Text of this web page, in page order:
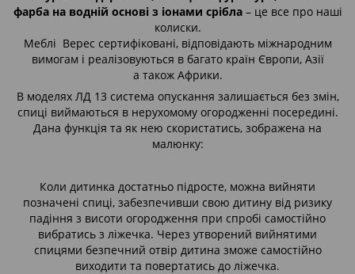
фарба на водній основі з іонами срібла– це все про наші
колиски.
Меблі Верес сертифіковані, відповідають міжнародним
вимогам і реалізовуються в багато країн Європи, Азії
а також Африки.
В моделях ЛД 13 система опускання залишається без змін,
спиці виймаються в нерухомому огородженні посередині.
Дана функція та як нею скористатись, зображена на
малюнку:
Коли дитинка достатньо підросте, можна вийняти
позначені спиці, забезпечивши свою дитину від ризику
падіння з висоти огородження при спробі самостійно
вибратись з ліжечка. Через утворений вийнятими
спицями безпечний отвір дитина зможе самостійно
виходити та повертатись до ліжечка.